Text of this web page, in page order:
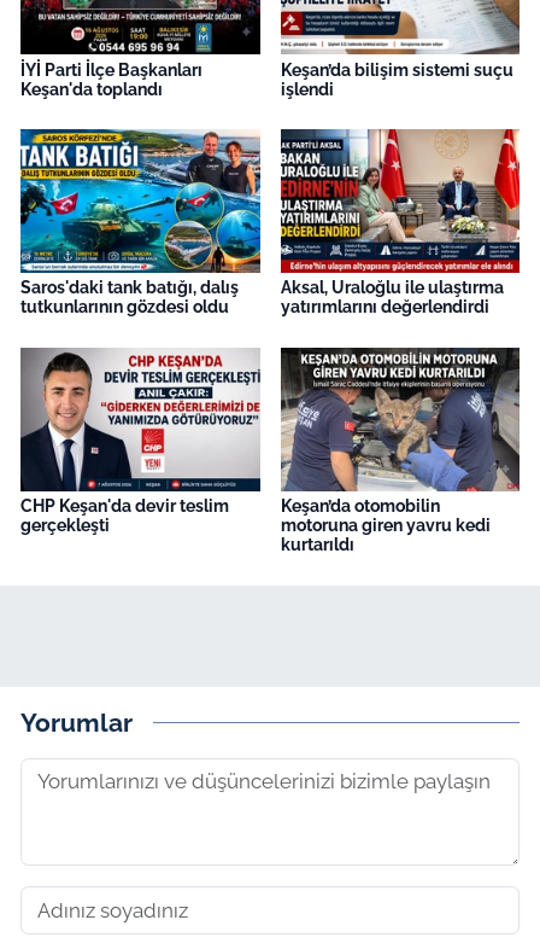
İYİ Parti İlçe Başkanları
Keşan'da toplandı
Keşan’da bilişim sistemi suçu
işlendi
Saros'daki tank batığı, dalış
tutkunlarının gözdesi oldu
Aksal, Uraloğlu ile ulaştırma
yatırımlarını değerlendirdi
CHP Keşan'da devir teslim
gerçekleşti
Keşan’da otomobilin
motoruna giren yavru kedi
kurtarıldı
Yorumlar